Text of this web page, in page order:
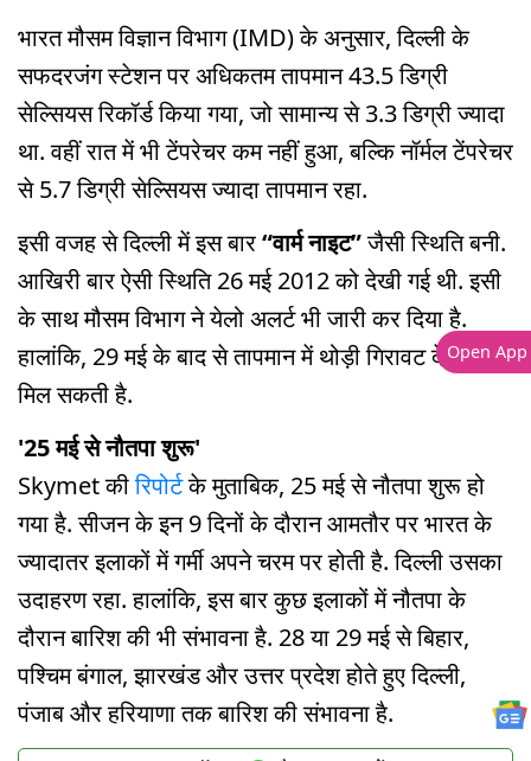
भारत मौसम विज्ञान विभाग (IMD) के अनुसार, दिल्ली के
सफदरजंग स्टेशन पर अधिकतम तापमान 43.5 डिग्री
सेल्सियस रिकॉर्ड किया गया, जो सामान्य से 3.3 डिग्री ज्यादा
था. वहीं रात में भी टेंपरेचर कम नहीं हुआ, बल्कि नॉर्मल टेंपरेचर
से 5.7 डिग्री सेल्सियस ज्यादा तापमान रहा.
इसी वजह से दिल्ली में इस बार“वार्म नाइट”जैसी स्थिति बनी.
आखिरी बार ऐसी स्थिति 26 मई 2012 को देखी गई थी. इसी
के साथ मौसम विभाग ने येलो अलर्ट भी जारी कर दिया है.
हालांकि, 29 मई के बाद से तापमान में थोड़ी गिरावट देखने को
मिल सकती है.
'25 मई से नौतपा शुरू'
Skymet कीरिपोर्टके मुताबिक, 25 मई से नौतपा शुरू हो
गया है. सीजन के इन 9 दिनों के दौरान आमतौर पर भारत के
ज्यादातर इलाकों में गर्मी अपने चरम पर होती है. दिल्ली उसका
उदाहरण रहा. हालांकि, इस बार कुछ इलाकों में नौतपा के
दौरान बारिश की भी संभावना है. 28 या 29 मई से बिहार,
पश्चिम बंगाल, झारखंड और उत्तर प्रदेश होते हुए दिल्ली,
पंजाब और हरियाणा तक बारिश की संभावना है.
Open App